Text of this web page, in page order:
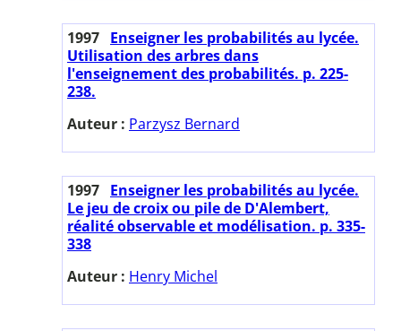
1997 Enseigner les probabilités au lycée.
Utilisation des arbres dans
l'enseignement des probabilités. p. 225-
238.
Auteur : Parzysz Bernard
1997 Enseigner les probabilités au lycée.
Le jeu de croix ou pile de D'Alembert,
réalité observable et modélisation. p. 335-
338
Auteur : Henry Michel